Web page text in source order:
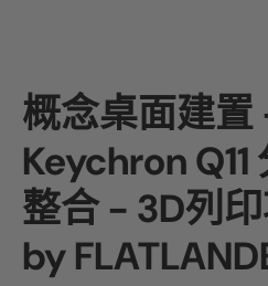
概念桌面建
Keychron
整合 - 3D列
by